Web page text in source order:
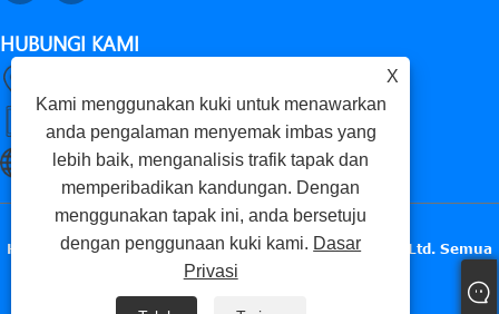
HUBUNGI KAMI
+86-18653276696
luckxing@huadingcasting.com
Hak Cipta © 2025 Gaomi Huading Precise Metals Co., Ltd. Semua
Hak Terpelihara.
X
Kami menggunakan kuki untuk menawarkan
anda pengalaman menyemak imbas yang
lebih baik, menganalisis trafik tapak dan
memperibadikan kandungan. Dengan
menggunakan tapak ini, anda bersetuju
dengan penggunaan kuki kami. Dasar
Privasi